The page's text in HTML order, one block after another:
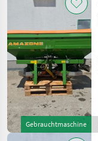
Gebrauchtmaschine